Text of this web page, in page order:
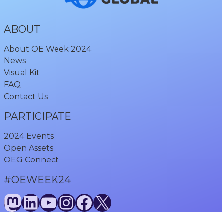
ABOUT
About OE Week 2024
News
Visual Kit
FAQ
Contact Us
PARTICIPATE
2024 Events
Open Assets
OEG Connect
#OEWEEK24
Mastodon
LinkedIn
YouTube
Instagram
Facebook
X